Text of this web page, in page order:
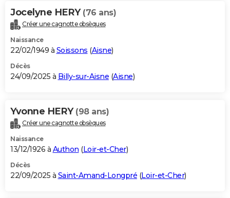
Jocelyne HERY (76 ans)
Créer une cagnotte obsèques
Naissance
22/02/1949 à Soissons (Aisne)
Décès
24/09/2025 à Billy-sur-Aisne (Aisne)
Yvonne HERY (98 ans)
Créer une cagnotte obsèques
Naissance
13/12/1926 à Authon (Loir-et-Cher)
Décès
22/09/2025 à Saint-Amand-Longpré (Loir-et-Cher)